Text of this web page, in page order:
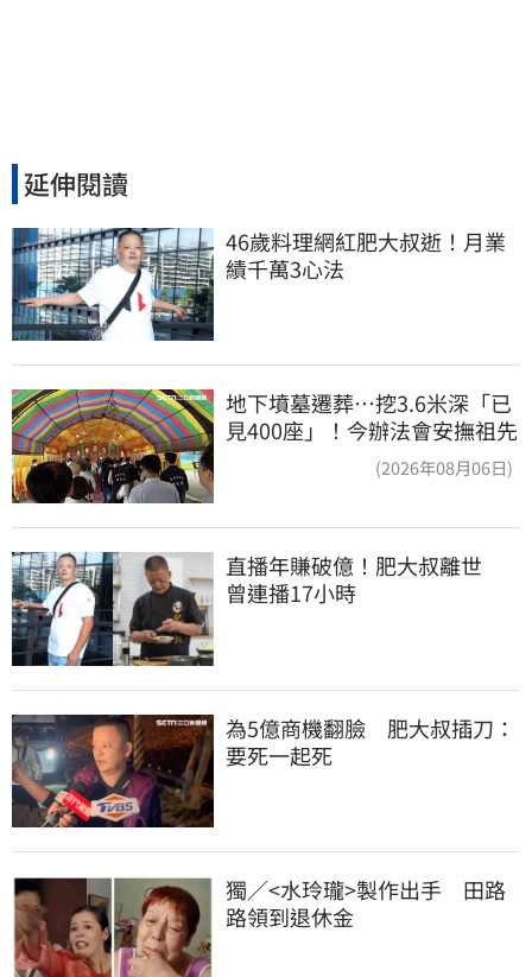
延伸閱讀
46歲料理網紅肥大叔逝！月業
績千萬3心法
地下墳墓遷葬…挖3.6米深「已
見400座」！今辦法會安撫祖先
(2026年08月06日)
直播年賺破億！肥大叔離世
曾連播17小時
為5億商機翻臉　肥大叔插刀：
要死一起死
獨／<水玲瓏>製作出手　田路
路領到退休金